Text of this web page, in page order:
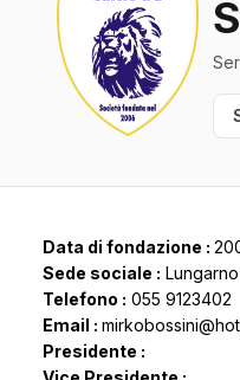
Data di fondazione :
Sede sociale :
Telefono : 055 9123402
Email :
Presidente :